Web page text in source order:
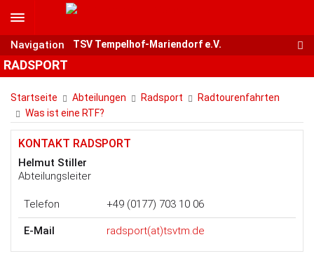
TSV Tempelhof-Mariendorf e.V.
RADSPORT
RADSPORT
RADSPORT
RADSPORT
Startseite Abteilungen Radsport
Radtourenfahrten
Was ist eine RTF?
Navigation
Navigation
KONTAKT RADSPORT
Helmut Stiller
Abteilungsleiter
Telefon +49 (0177) 703 10 06
E-Mail radsport(at)tsvtm.de